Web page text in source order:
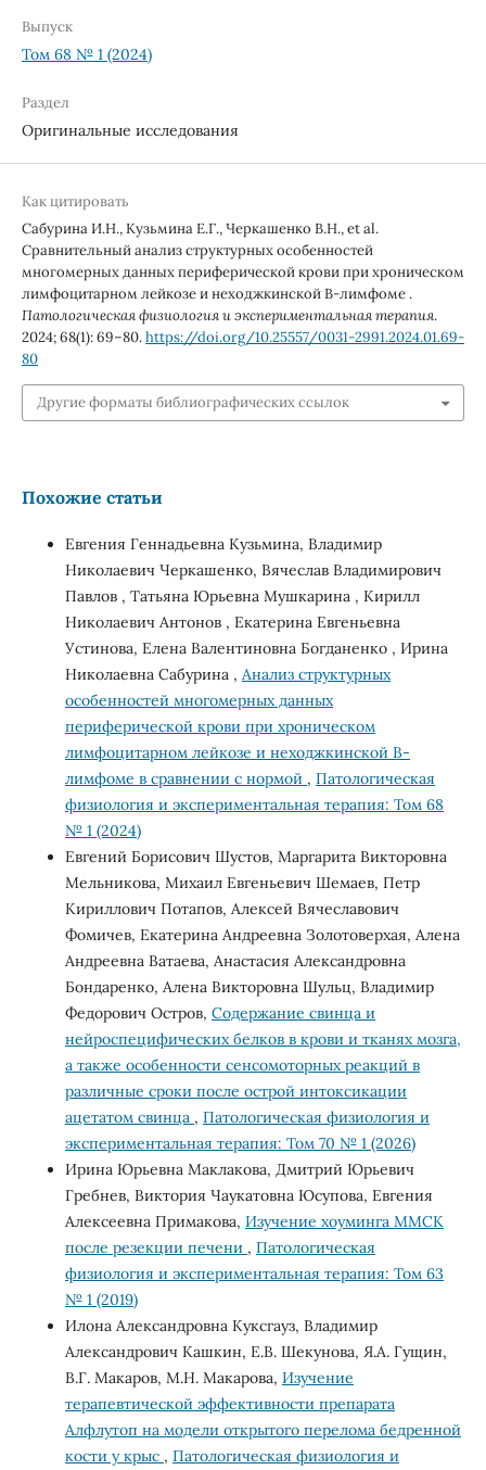
Выпуск
Том 68 № 1 (2024)
Раздел
Оригинальные исследования
Как цитировать
Сабурина И.Н., Кузьмина Е.Г., Черкашенко В.Н., et al.
Сравнительный анализ структурных особенностей
многомерных данных периферической крови при хроническом
лимфоцитарном лейкозе и неходжкинской В-лимфоме .
Патологическая физиология и экспериментальная терапия.
2024; 68(1): 69–80.https://doi.org/10.25557/0031-2991.2024.01.69-
80
Другие форматы библиографических ссылок
Похожие статьи
Евгения Геннадьевна Кузьмина, Владимир
Николаевич Черкашенко, Вячеслав Владимирович
Павлов , Татьяна Юрьевна Мушкарина , Кирилл
Николаевич Антонов , Екатерина Евгеньевна
Устинова, Елена Валентиновна Богданенко , Ирина
Николаевна Сабурина , Анализ структурных
особенностей многомерных данных
периферической крови при хроническом
лимфоцитарном лейкозе и неходжкинской В-
лимфоме в сравнении с нормой , Патологическая
физиология и экспериментальная терапия: Том 68
№ 1 (2024)
Евгений Борисович Шустов, Маргарита Викторовна
Мельникова, Михаил Евгеньевич Шемаев, Петр
Кириллович Потапов, Алексей Вячеславович
Фомичев, Екатерина Андреевна Золотоверхая, Алена
Андреевна Ватаева, Анастасия Александровна
Бондаренко, Алена Викторовна Шульц, Владимир
Федорович Остров, Содержание свинца и
нейроспецифических белков в крови и тканях мозга,
а также особенности сенсомоторных реакций в
различные сроки после острой интоксикации
ацетатом свинца , Патологическая физиология и
экспериментальная терапия: Том 70 № 1 (2026)
Ирина Юрьевна Маклакова, Дмитрий Юрьевич
Гребнев, Виктория Чаукатовна Юсупова, Евгения
Алексеевна Примакова, Изучение хоуминга ММСК
после резекции печени , Патологическая
физиология и экспериментальная терапия: Том 63
№ 1 (2019)
Илона Александровна Куксгауз, Владимир
Александрович Кашкин, Е.В. Шекунова, Я.А. Гущин,
В.Г. Макаров, М.Н. Макарова, Изучение
терапевтической эффективности препарата
Алфлутоп на модели открытого перелома бедренной
кости у крыс , Патологическая физиология и